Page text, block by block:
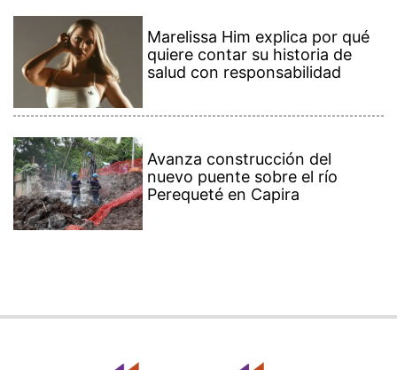
Marelissa Him explica por qué
quiere contar su historia de
salud con responsabilidad
Avanza construcción del
nuevo puente sobre el río
Perequeté en Capira